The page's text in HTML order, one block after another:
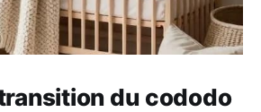
du cododo